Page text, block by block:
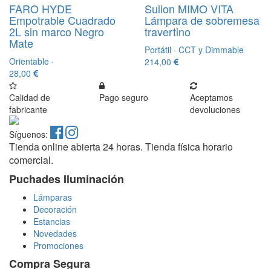
FARO HYDE
Empotrable Cuadrado
2L sin marco Negro
Mate
Orientable ·
28,00
Sulion MIMO VITA
Lámpara de sobremesa
travertino
Portátil · CCT y Dimmable
214,00
Calidad de
fabricante
Pago seguro
Aceptamos
devoluciones
Síguenos:
Tienda online abierta 24 horas. Tienda física horario
comercial.
Puchades Iluminación
Lámparas
Decoración
Estancias
Novedades
Promociones
Compra Segura